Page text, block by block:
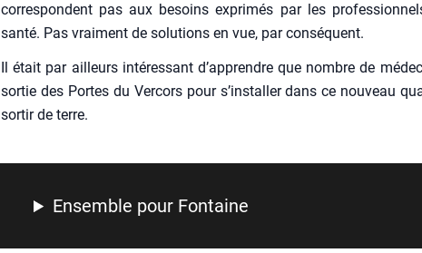
cor­res­pondent pas aux besoins expri­més par les
san­té. Pas vrai­ment de solu­tions en vue, par consé­quent.
Il était par ailleurs inté­res­sant d’apprendre que nombre de
sor­tie des Portes du Ver­cors pour s’installer dans ce nou­veau
sor­tir de terre.
Ensemble pour Fon­taine